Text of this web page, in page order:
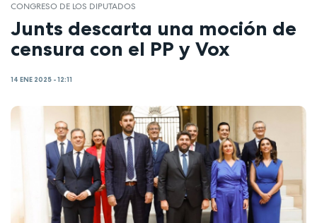
CONGRESO DE LOS DIPUTADOS
Junts descarta una moción de
censura con el PP y Vox
14 ENE 2025 - 12:11